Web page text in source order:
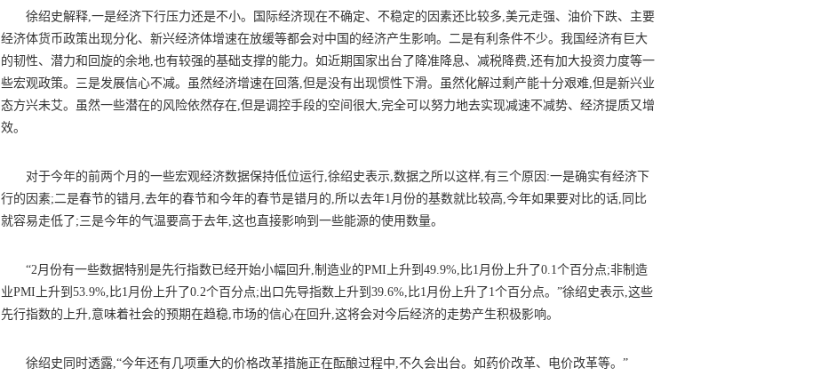
徐绍史解释,一是经济下行压力还是不小。国际经济现在不确定、不稳定的因素还比较多,美元走强、油价下跌、主要
经济体货币政策出现分化、新兴经济体增速在放缓等都会对中国的经济产生影响。二是有利条件不少。我国经济有巨大
的韧性、潜力和回旋的余地,也有较强的基础支撑的能力。如近期国家出台了降准降息、减税降费,还有加大投资力度等一
些宏观政策。三是发展信心不减。虽然经济增速在回落,但是没有出现惯性下滑。虽然化解过剩产能十分艰难,但是新兴业
态方兴未艾。虽然一些潜在的风险依然存在,但是调控手段的空间很大,完全可以努力地去实现减速不减势、经济提质又增
效。
对于今年的前两个月的一些宏观经济数据保持低位运行,徐绍史表示,数据之所以这样,有三个原因:一是确实有经济下
行的因素;二是春节的错月,去年的春节和今年的春节是错月的,所以去年1月份的基数就比较高,今年如果要对比的话,同比
就容易走低了;三是今年的气温要高于去年,这也直接影响到一些能源的使用数量。
“2月份有一些数据特别是先行指数已经开始小幅回升,制造业的PMI上升到49.9%,比1月份上升了0.1个百分点;非制造
业PMI上升到53.9%,比1月份上升了0.2个百分点;出口先导指数上升到39.6%,比1月份上升了1个百分点。”徐绍史表示,这些
先行指数的上升,意味着社会的预期在趋稳,市场的信心在回升,这将会对今后经济的走势产生积极影响。
徐绍史同时透露,“今年还有几项重大的价格改革措施正在酝酿过程中,不久会出台。如药价改革、电价改革等。”